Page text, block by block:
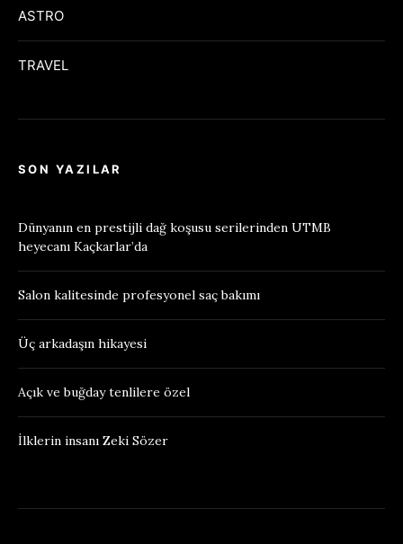
ASTRO
TRAVEL
SON YAZILAR
Dünyanın en prestijli dağ koşusu serilerinden UTMB
heyecanı Kaçkarlar’da
Salon kalitesinde profesyonel saç bakımı
Üç arkadaşın hikayesi
Açık ve buğday tenlilere özel
İlklerin insanı Zeki Sözer